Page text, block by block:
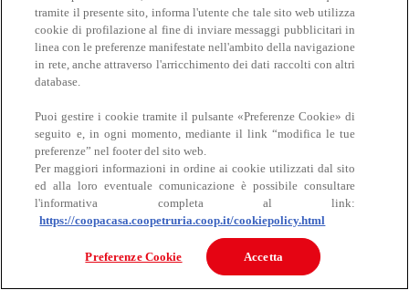
Carne
Carne
Bovino
tramite il presente sito, informa l'utente che tale sito web utilizza
cookie di profilazione al fine di inviare messaggi pubblicitari in
linea con le preferenze manifestate nell'ambito della navigazione
in rete, anche attraverso l'arricchimento dei dati raccolti con altri
database.
Puoi gestire i cookie tramite il pulsante «Preferenze Cookie» di
seguito e, in ogni momento, mediante il link “modifica le tue
preferenze” nel footer del sito web.
Per maggiori informazioni in ordine ai cookie utilizzati dal sito
ed alla loro eventuale comunicazione è possibile consultare
l'informativa completa al link:
https://coopacasa.coopetruria.coop.it/cookiepolicy.html
Preferenze Cookie Accetta